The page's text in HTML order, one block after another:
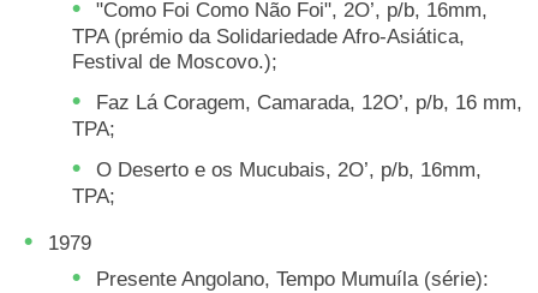
"Como Foi Como Não Foi", 2O’, p/b, 16mm,
TPA (prémio da Solidariedade Afro-Asiática,
Festival de Moscovo.);
Faz Lá Coragem, Camarada, 12O’, p/b, 16 mm,
TPA;
O Deserto e os Mucubais, 2O’, p/b, 16mm,
TPA;
1979
Presente Angolano, Tempo Mumuíla (série):